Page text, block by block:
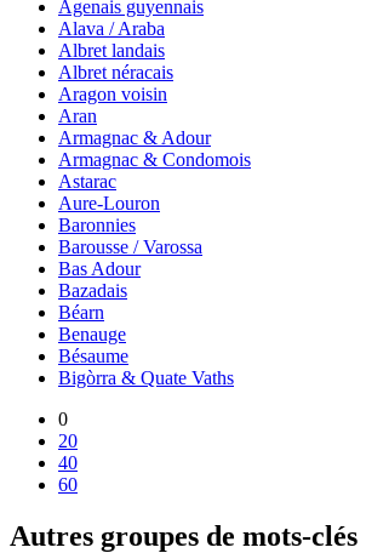
Agenais guyennais
Alava / Araba
Albret landais
Albret néracais
Aragon voisin
Aran
Armagnac & Adour
Armagnac & Condomois
Astarac
Aure-Louron
Baronnies
Barousse / Varossa
Bas Adour
Bazadais
Béarn
Benauge
Bésaume
Bigòrra & Quate Vaths
0
20
40
60
Autres groupes de mots-clés